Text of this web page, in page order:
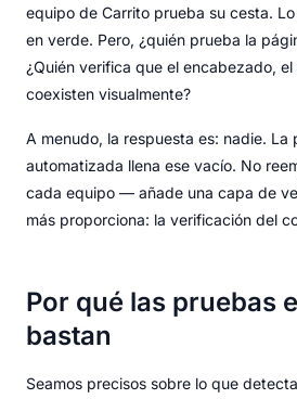
equipo de Carrito prueba su cesta.
en verde. Pero, ¿quién prueba la
¿Quién verifica que el encabezado,
coexisten visualmente?
A menudo, la respuesta es: nadie. La
automatizada llena ese vacío. No
cada equipo — añade una capa de
más proporciona: la verificación del
Por qué las pruebas
bastan
Seamos precisos sobre lo que